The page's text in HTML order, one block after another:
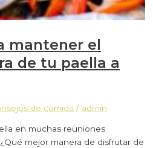
mantener el
de tu paella a
de comida / admin
en muchas reuniones
mejor manera de disfrutar de